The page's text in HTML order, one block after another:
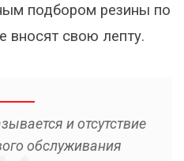
подбором резины по
вносят свою лепту.
и отсутствие
обслуживания